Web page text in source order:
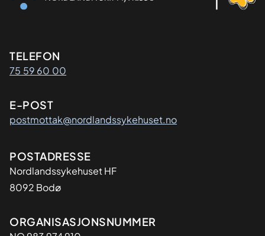
Kontaktinformasjon
TELEFON
75 59 60 00
E-POST
postmottak@nordlandssykehuset.no
Adresse
POSTADRESSE
Nordlandssykehuset HF
8092 Bodø
Organisasjon
ORGANISASJONSNUMMER